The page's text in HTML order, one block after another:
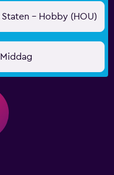
Staten - Hobby (HOU)
Middag